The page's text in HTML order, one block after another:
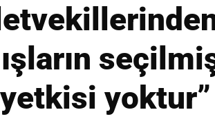
yoktur”